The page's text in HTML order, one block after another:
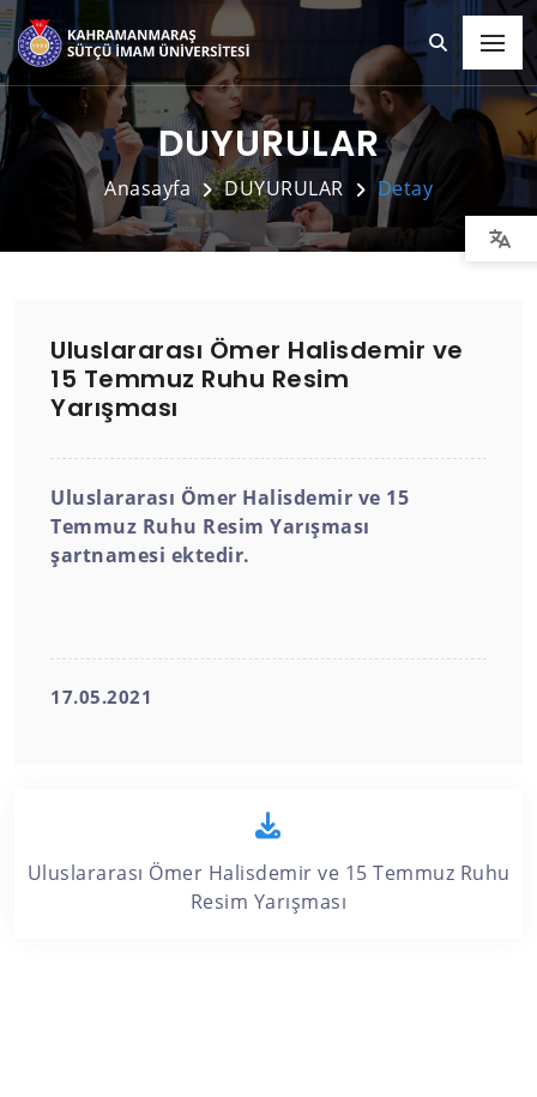
DUYURULAR
Anasayfa DUYURULAR Detay
Uluslararası Ömer Halisdemir ve
15 Temmuz Ruhu Resim
Yarışması
Uluslararası Ömer Halisdemir ve 15
Temmuz Ruhu Resim Yarışması
şartnamesi ektedir.
17.05.2021
Uluslararası Ömer Halisdemir ve 15 Temmuz Ruhu
Resim Yarışması